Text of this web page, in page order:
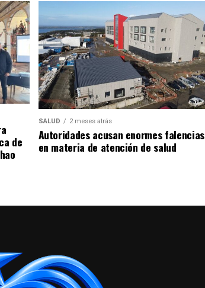
de
SALUD 2 meses atrás
Autoridades acusan enormes falencias
en materia de atención de salud